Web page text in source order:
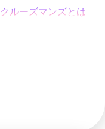
クルーズマンズとは